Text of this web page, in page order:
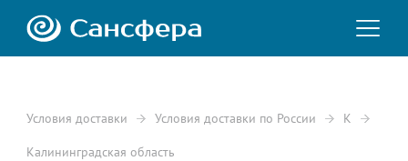
Условия доставки Условия доставки по России К
Калининградская область